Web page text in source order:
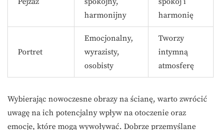
harmonijny
harmonię
Portret
Emocjonalny,
wyrazisty,
osobisty
Tworzy
intymną
atmosferę
Wybierając nowoczesne obrazy na ścianę, warto zwrócić
uwagę na ich potencjalny wpływ na otoczenie oraz
emocje, które mogą wywoływać. Dobrze przemyślane